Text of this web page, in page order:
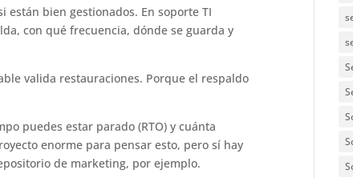
bien gestionados. En soporte TI
con qué frecuencia, dónde se guarda y
valida restauraciones. Porque el respaldo
puedes estar parado (RTO) y cuánta
enorme para pensar esto, pero sí hay
de marketing, por ejemplo.